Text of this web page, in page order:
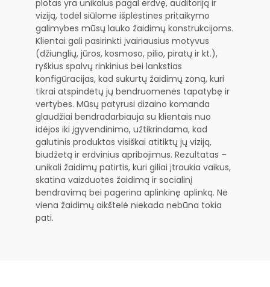
plotas yra unikalus pagal erdvę, auditoriją ir
viziją, todėl siūlome išplėstines pritaikymo
galimybes mūsų lauko žaidimų konstrukcijoms.
Klientai gali pasirinkti įvairiausius motyvus
(džiunglių, jūros, kosmoso, pilio, piratų ir kt.),
ryškius spalvų rinkinius bei lankstias
konfigūracijas, kad sukurtų žaidimų zoną, kuri
tikrai atspindėtų jų bendruomenės tapatybę ir
vertybes. Mūsų patyrusi dizaino komanda
glaudžiai bendradarbiauja su klientais nuo
idėjos iki įgyvendinimo, užtikrindama, kad
galutinis produktas visiškai atitiktų jų viziją,
biudžetą ir erdvinius apribojimus. Rezultatas –
unikali žaidimų patirtis, kuri giliai įtraukia vaikus,
skatina vaizduotės žaidimą ir socialinį
bendravimą bei pagerina aplinkinę aplinką. Nė
viena žaidimų aikštelė niekada nebūna tokia
pati.